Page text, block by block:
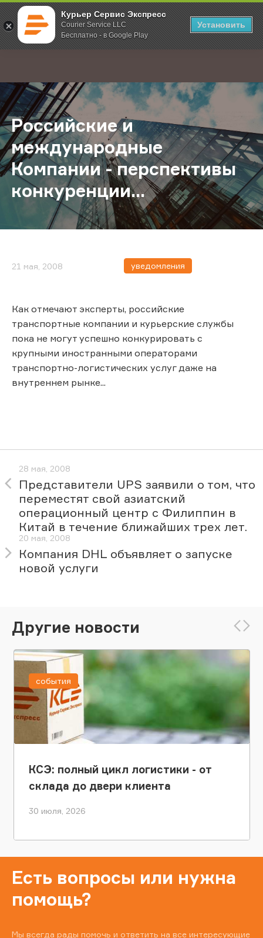
Курьер Сервис Экспресс
Courier Service LLC
Бесплатно - в Google Play
Установить
; Главная О компании Новости Российские и международные
Российские и
международные
Компании - перспективы
конкуренции...
21 мая, 2008 уведомления
Как отмечают эксперты, российские
транспортные компании и курьерские службы
пока не могут успешно конкурировать с
крупными иностранными операторами
транспортно-логистических услуг даже на
внутреннем рынке...
28 мая, 2008
Представители UPS заявили о том, что
переместят свой азиатский
операционный центр с Филиппин в
Китай в течение ближайших трех лет.
20 мая, 2008
Компания DHL объявляет о запуске
новой услуги
Другие новости
КСЭ: полный цикл логистики - от
склада до двери клиента
30 июля, 2026
события
Есть вопросы или нужна
помощь?
Мы всегда рады помочь и ответить на все интересующие